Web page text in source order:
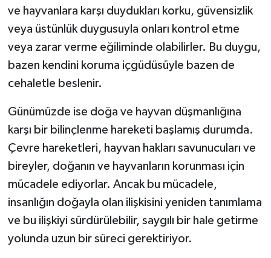
ve hayvanlara karşı duydukları korku, güvensizlik
veya üstünlük duygusuyla onları kontrol etme
veya zarar verme eğiliminde olabilirler. Bu duygu,
bazen kendini koruma içgüdüsüyle bazen de
cehaletle beslenir.
Günümüzde ise doğa ve hayvan düşmanlığına
karşı bir bilinçlenme hareketi başlamış durumda.
Çevre hareketleri, hayvan hakları savunucuları ve
bireyler, doğanın ve hayvanların korunması için
mücadele ediyorlar. Ancak bu mücadele,
insanlığın doğayla olan ilişkisini yeniden tanımlama
ve bu ilişkiyi sürdürülebilir, saygılı bir hale getirme
yolunda uzun bir süreci gerektiriyor.